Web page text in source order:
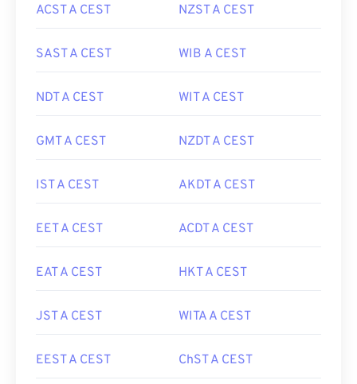
ACST A CEST NZST A CEST
SAST A CEST WIB A CEST
NDT A CEST WIT A CEST
GMT A CEST NZDT A CEST
IST A CEST AKDT A CEST
EET A CEST ACDT A CEST
EAT A CEST HKT A CEST
JST A CEST WITA A CEST
EEST A CEST ChST A CEST